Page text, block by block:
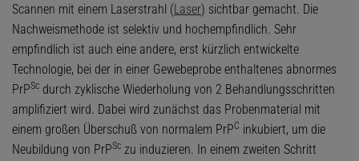
Scannen mit einem Laserstrahl (Laser) sichtbar gemacht. Die
Nachweismethode ist selektiv und hochempfindlich. Sehr
empfindlich ist auch eine andere, erst kürzlich entwickelte
Technologie, bei der in einer Gewebeprobe enthaltenes abnormes
PrPSc durch zyklische Wiederholung von 2 Behandlungsschritten
amplifiziert wird. Dabei wird zunächst das Probenmaterial mit
einem großen Überschuß von normalem PrPC inkubiert, um die
Neubildung von PrPSc zu induzieren. In einem zweiten Schritt